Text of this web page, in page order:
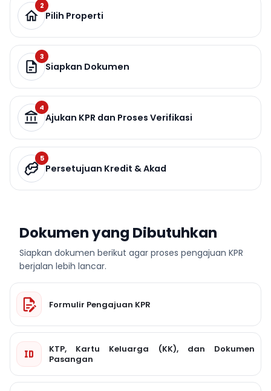
2
Pilih Properti
3
Siapkan Dokumen
4
Ajukan KPR dan Proses Verifikasi
5
Persetujuan Kredit & Akad
Dokumen yang Dibutuhkan
Siapkan dokumen berikut agar proses pengajuan KPR
berjalan lebih lancar.
Formulir Pengajuan KPR
KTP, Kartu Keluarga (KK), dan Dokumen
Pasangan